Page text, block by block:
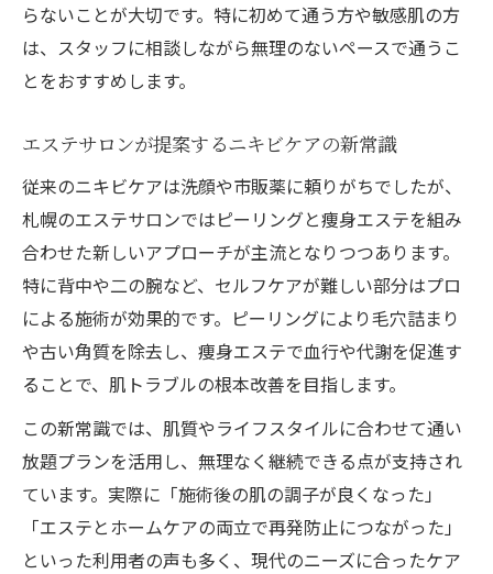
らないことが大切です。特に初めて通う方や敏感肌の方
は、スタッフに相談しながら無理のないペースで通うこ
とをおすすめします。
エステサロンが提案するニキビケアの新常識
従来のニキビケアは洗顔や市販薬に頼りがちでしたが、
札幌のエステサロンではピーリングと痩身エステを組み
合わせた新しいアプローチが主流となりつつあります。
特に背中や二の腕など、セルフケアが難しい部分はプロ
による施術が効果的です。ピーリングにより毛穴詰まり
や古い角質を除去し、痩身エステで血行や代謝を促進す
ることで、肌トラブルの根本改善を目指します。
この新常識では、肌質やライフスタイルに合わせて通い
放題プランを活用し、無理なく継続できる点が支持され
ています。実際に「施術後の肌の調子が良くなった」
「エステとホームケアの両立で再発防止につながった」
といった利用者の声も多く、現代のニーズに合ったケア